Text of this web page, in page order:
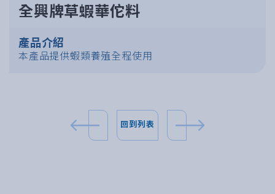
全興牌草蝦華佗料
產品介紹
本產品提供蝦類養殖全程使用
回到列表